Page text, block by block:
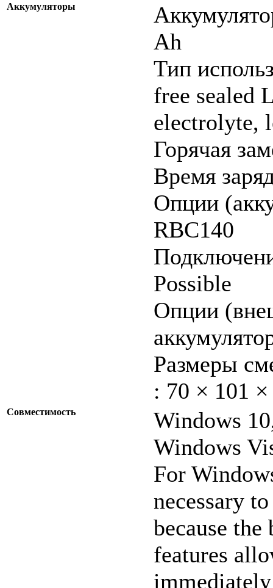
Аккумуляторы
Ah
Тип
free sealed
electrolyte,
Горячая
Время
Опции
RBC140
Possible
Опции
Размеры
: 70 × 101
Совместимость
Windows
Windows
For
necessary
because
features